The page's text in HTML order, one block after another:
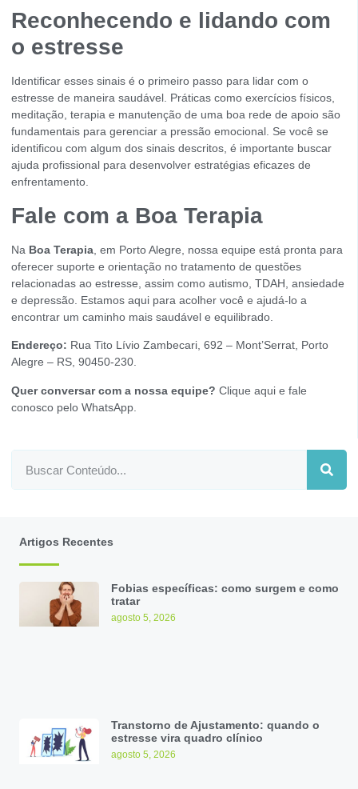
Reconhecendo e lidando com
o estresse
Identificar esses sinais é o primeiro passo para lidar com o
estresse de maneira saudável. Práticas como exercícios físicos,
meditação, terapia e manutenção de uma boa rede de apoio são
fundamentais para gerenciar a pressão emocional. Se você se
identificou com algum dos sinais descritos, é importante buscar
ajuda profissional para desenvolver estratégias eficazes de
enfrentamento.
Fale com a Boa Terapia
Na Boa Terapia , em Porto Alegre, nossa equipe está pronta para
oferecer suporte e orientação no tratamento de questões
relacionadas ao estresse, assim como autismo, TDAH, ansiedade
e depressão. Estamos aqui para acolher você e ajudá-lo a
encontrar um caminho mais saudável e equilibrado.
Endereço: Rua Tito Lívio Zambecari, 692 – Mont’Serrat, Porto
Alegre – RS, 90450-230.
Quer conversar com a nossa equipe? Clique aqui e fale
conosco pelo WhatsApp
Artigos Recentes
Fobias específicas: como surgem e como
tratar
agosto 5, 2026
Transtorno de Ajustamento: quando o
estresse vira quadro clínico
agosto 5, 2026